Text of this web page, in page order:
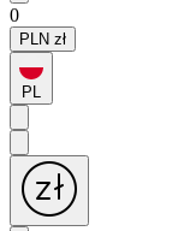
0
PLN zł
PL